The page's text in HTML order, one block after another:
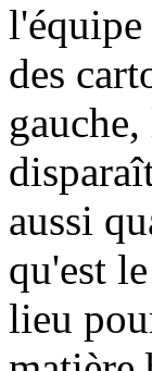
l'équipe
des
aussi
qu'est
lieu